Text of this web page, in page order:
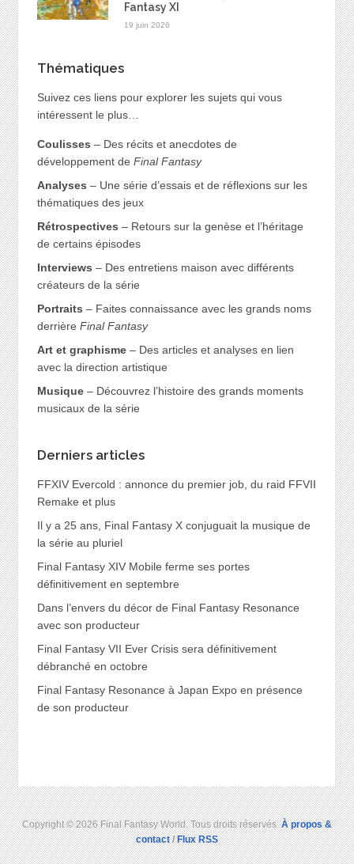
Fantasy XI
19 juin 2026
Thématiques
Suivez ces liens pour explorer les sujets qui vous
intéressent le plus…
Coulisses – Des récits et anecdotes de
développement de Final Fantasy
Analyses – Une série d’essais et de réflexions sur les
thématiques des jeux
Rétrospectives – Retours sur la genèse et l’héritage
de certains épisodes
Interviews – Des entretiens maison avec différents
créateurs de la série
Portraits – Faites connaissance avec les grands noms
derrière Final Fantasy
Art et graphisme– Des articles et analyses en lien
avec la direction artistique
Musique– Découvrez l’histoire des grands moments
musicaux de la série
Derniers articles
FFXIV Evercold : annonce du premier job, du raid FFVII
Remake et plus
Il y a 25 ans, Final Fantasy X conjuguait la musique de
la série au pluriel
Final Fantasy XIV Mobile ferme ses portes
définitivement en septembre
Dans l’envers du décor de Final Fantasy Resonance
avec son producteur
Final Fantasy VII Ever Crisis sera définitivement
débranché en octobre
Final Fantasy Resonance à Japan Expo en présence
de son producteur
Copyright © 2026 Final Fantasy World. Tous droits réservés.À propos &
contact/Flux RSS